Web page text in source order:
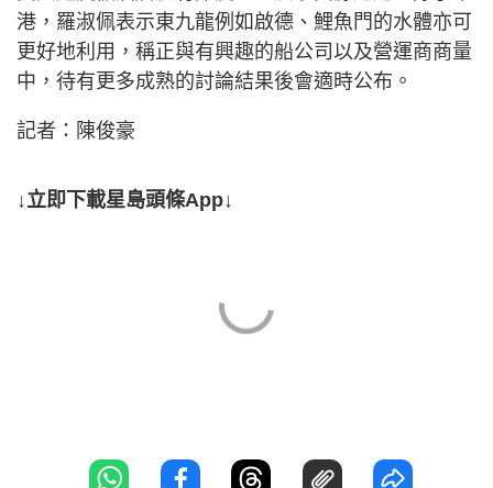
港，羅淑佩表示東九龍例如啟德、鯉魚門的水體亦可
更好地利用，稱正與有興趣的船公司以及營運商商量
中，待有更多成熟的討論結果後會適時公布。
記者：陳俊豪
↓立即下載星島頭條App↓